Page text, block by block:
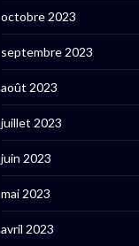
octobre 2023
septembre 2023
août 2023
juillet 2023
juin 2023
mai 2023
avril 2023